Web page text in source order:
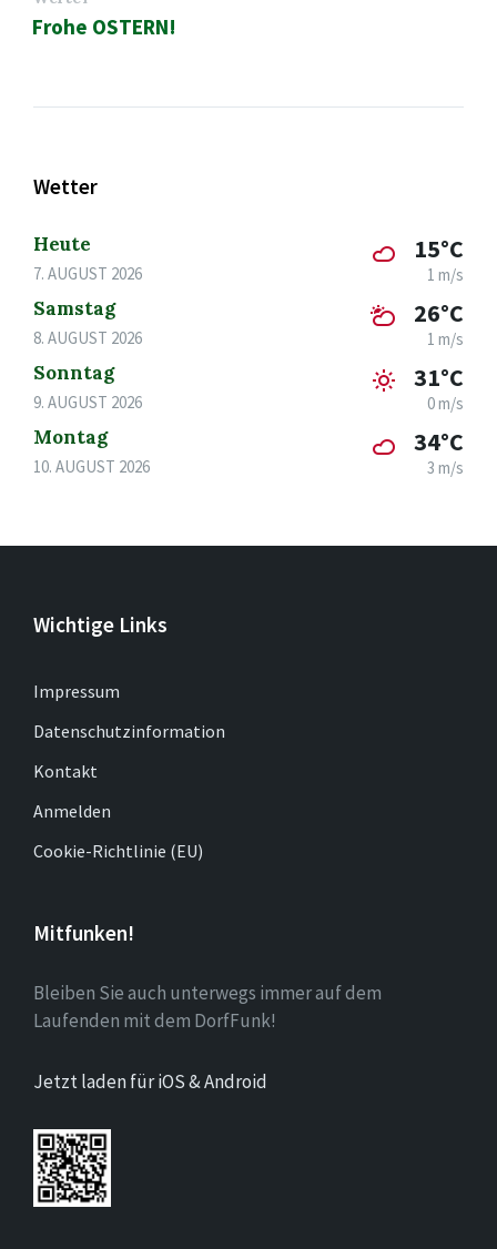
Frohe OSTERN!
Wetter
Heute
7. AUGUST 2026
15°C
1 m/s
Samstag
8. AUGUST 2026
26°C
1 m/s
Sonntag
9. AUGUST 2026
31°C
0 m/s
Montag
10. AUGUST 2026
34°C
3 m/s
Wichtige Links
Impressum
Datenschutzinformation
Kontakt
Anmelden
Cookie-Richtlinie (EU)
Mitfunken!
Bleiben Sie auch unterwegs immer auf dem
Laufenden mit dem DorfFunk!
Jetzt laden für iOS & Android